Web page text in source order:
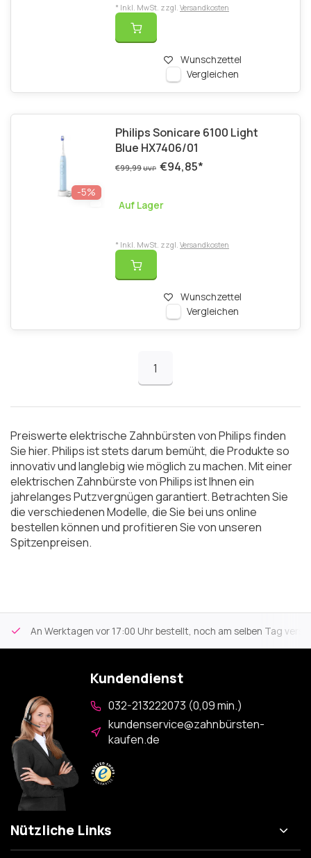
Wunschzettel
Vergleichen
* Inkl. MwSt. zzgl. Versandkosten
-5%
Philips Sonicare 6100 Light
Blue HX7406/01
€99,99UVP €94,85*
Auf Lager
Wunschzettel
Vergleichen
* Inkl. MwSt. zzgl. Versandkosten
1
Preiswerte elektrische Zahnbürsten von Philips finden
Sie hier. Philips ist stets darum bemüht, die Produkte so
innovativ und langlebig wie möglich zu machen. Mit einer
elektrischen Zahnbürste von Philips ist Ihnen ein
jahrelanges Putzvergnügen garantiert. Betrachten Sie
die verschiedenen Modelle, die Sie bei uns online
bestellen können und profitieren Sie von unseren
Spitzenpreisen.
An Werktagen vor 17:00 Uhr bestellt, noch am selben Tag
Kundendienst
032-213222073 (0,09 min.)
kundenservice@zahnbürsten-
kaufen.de
Nützliche Links